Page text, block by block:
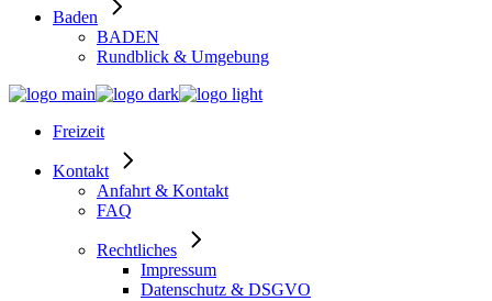
Baden
BADEN
Rundblick & Umgebung
Freizeit
Kontakt
Anfahrt & Kontakt
FAQ
Rechtliches
Impressum
Datenschutz & DSGVO